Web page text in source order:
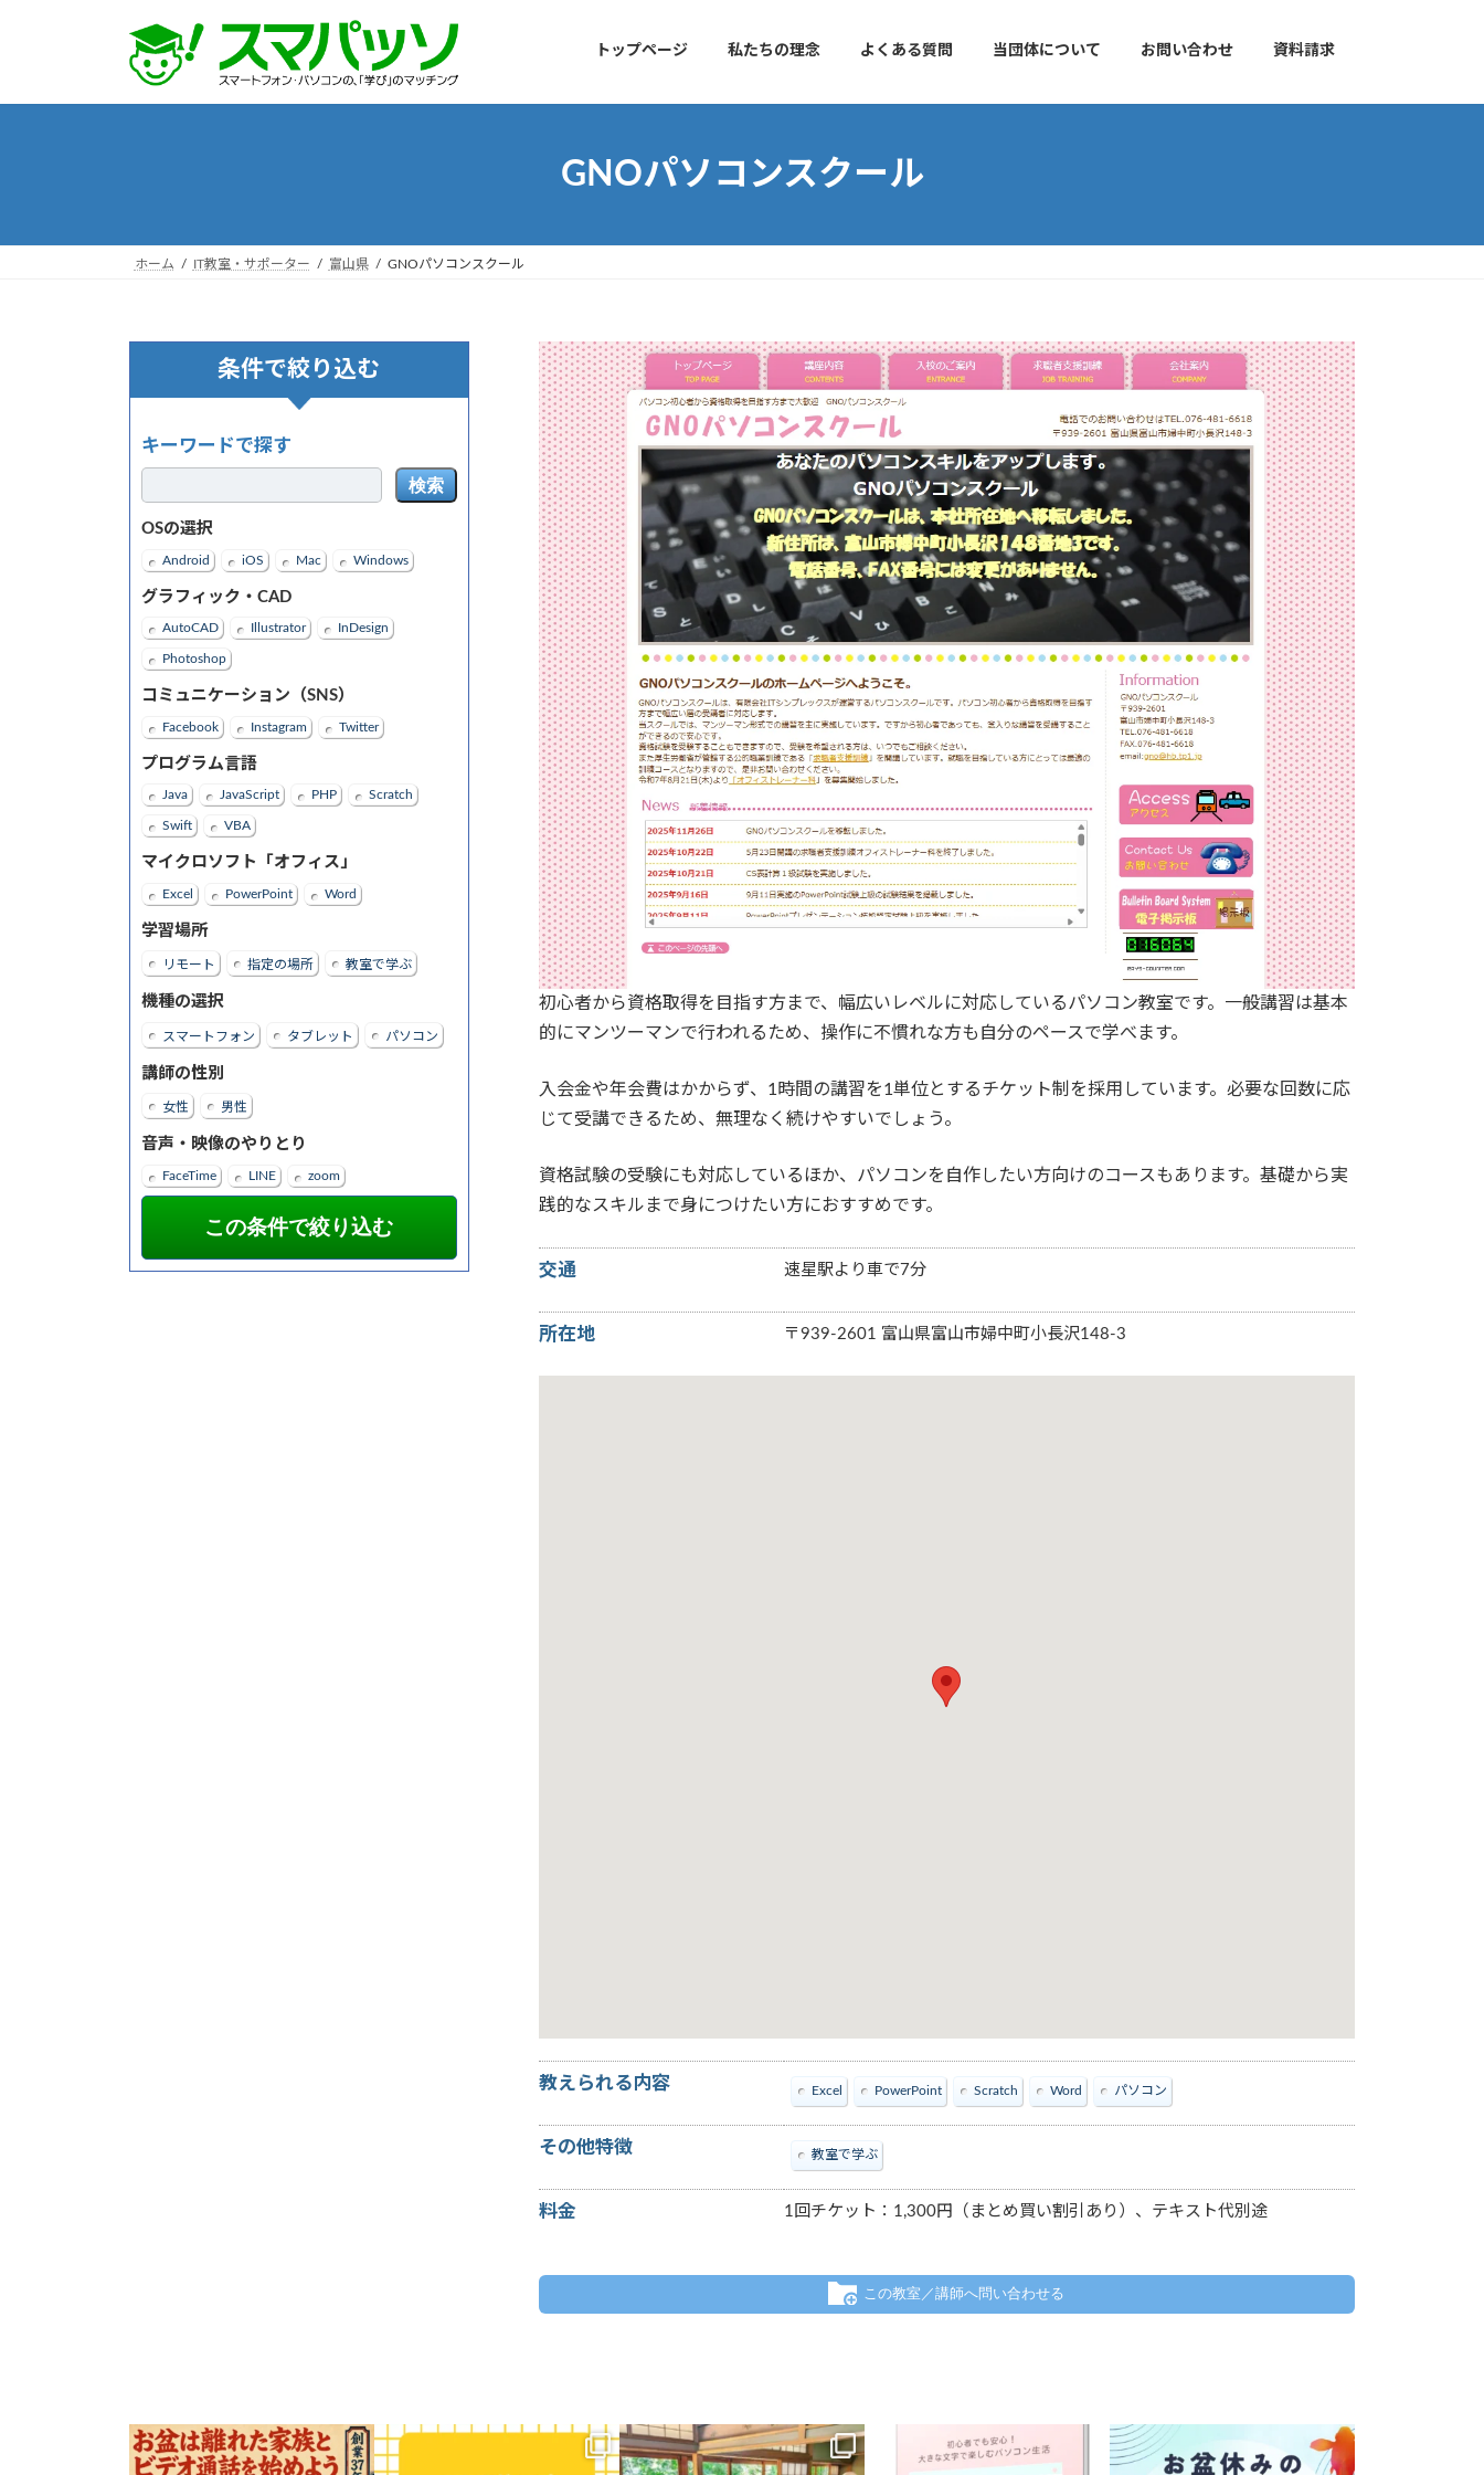
トップページ 私たちの理念 よくある質問 当団体について お問い合わせ 資料請求
GNOパソコンスクール
ホーム IT教室・サポーター 富山県 GNOパソコンスクール
初心者から資格取得を目指す方まで、幅広いレベルに対応しているパソコン教室です。一般講習は基本
的にマンツーマンで行われるため、操作に不慣れな方も自分のペースで学べます。
入会金や年会費はかからず、1時間の講習を1単位とするチケット制を採用しています。必要な回数に応
じて受講できるため、無理なく続けやすいでしょう。
資格試験の受験にも対応しているほか、パソコンを自作したい方向けのコースもあります。基礎から実
践的なスキルまで身につけたい方におすすめです。
交通 速星駅より車で7分
所在地 〒939-2601 富山県富山市婦中町小長沢148-3
教えられる内容 Excel PowerPoint Scratch Word パソコン
その他特徴 教室で学ぶ
料金 1回チケット：1,300円（まとめ買い割引あり）、テキスト代別途
この教室／講師へ問い合わせる
条件で絞り込む
キーワードで探す
検索
OSの選択
Android iOS Mac Windows
グラフィック・CAD
AutoCAD Illustrator InDesign
Photoshop
コミュニケーション（SNS）
Facebook Instagram Twitter
プログラム言語
Java JavaScript PHP Scratch
Swift VBA
マイクロソフト「オフィス」
Excel PowerPoint Word
学習場所
リモート 指定の場所 教室で学ぶ
機種の選択
スマートフォン タブレット パソコン
講師の性別
女性 男性
音声・映像のやりとり
FaceTime LINE zoom
お盆の時期、遠くに住むご家族やお孫さ
んに会いたくなりますよね。
校舎展開しているエイコスグループのパ
.
8月に入って
【新講座のお知らせ】